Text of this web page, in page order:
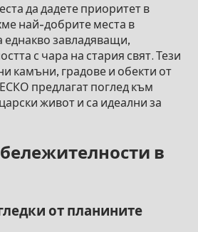
да дадете приоритет в
най-добрите места в
завладяващи,
с чара на стария свят. Тези
камъни, градове и обекти от
предлагат поглед към
живот и са идеални за
в
от планините